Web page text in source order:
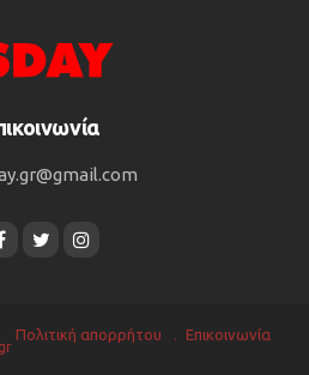
Πολιτική απορρήτου Επικοινωνία